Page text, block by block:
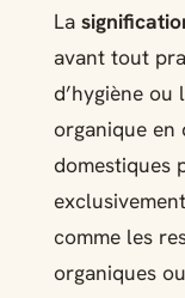
La
avant tout
d’hygiène ou
organique en
domestiques
comme les
organiques